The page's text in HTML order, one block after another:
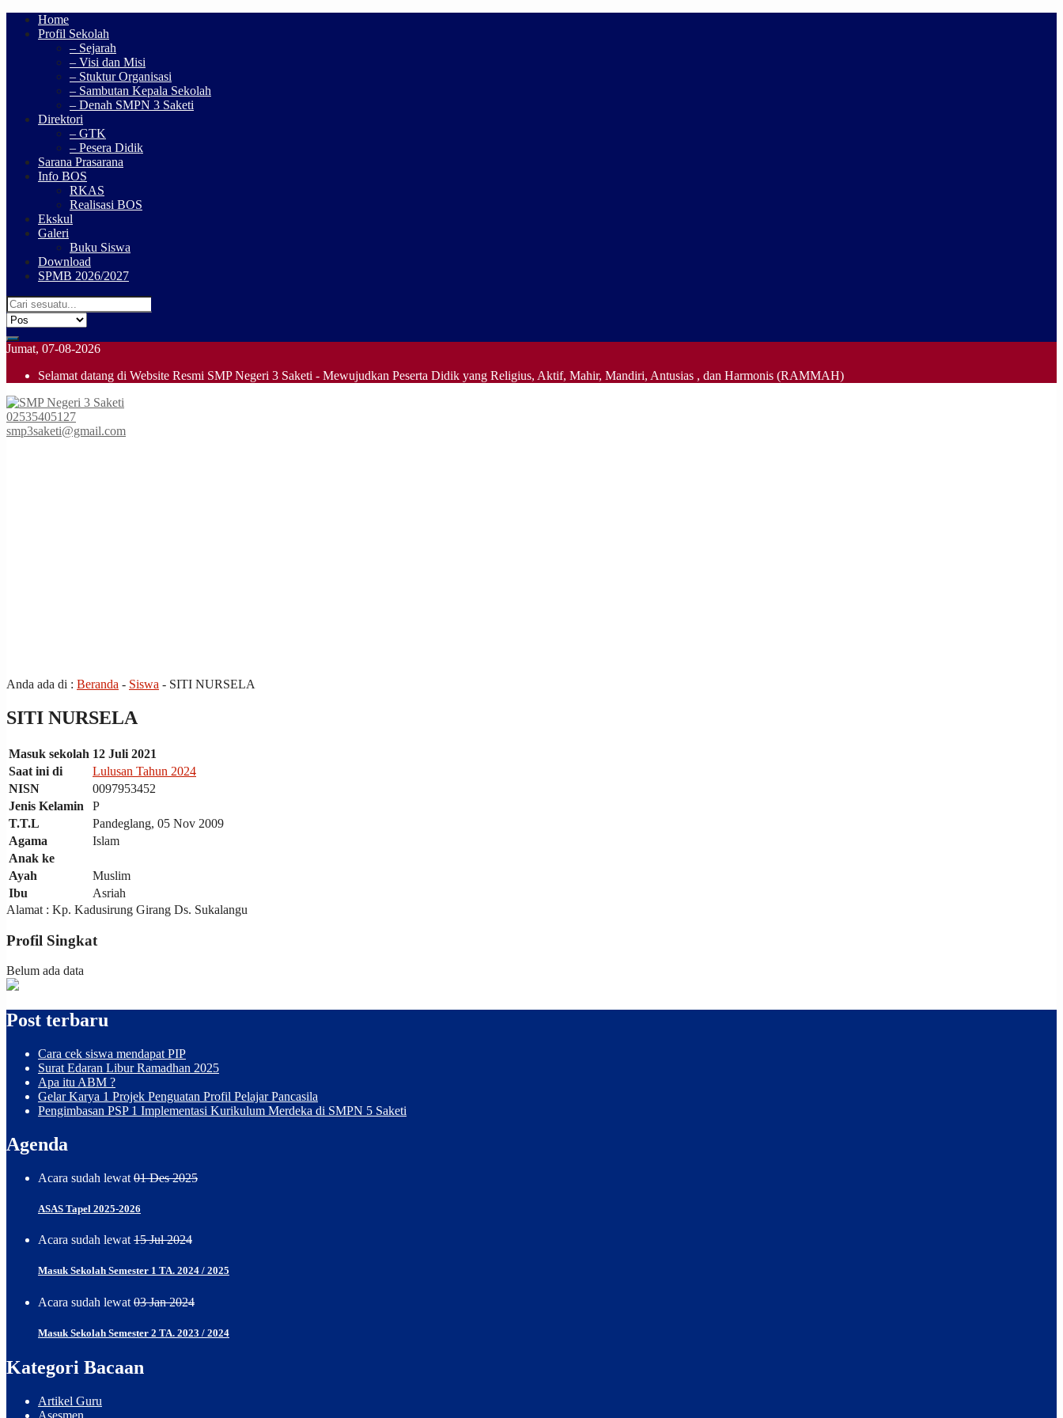
Home
Profil Sekolah
– Sejarah
– Visi dan Misi
– Stuktur Organisasi
– Sambutan Kepala Sekolah
– Denah SMPN 3 Saketi
Direktori
– GTK
– Pesera Didik
Sarana Prasarana
Info BOS
RKAS
Realisasi BOS
Ekskul
Galeri
Buku Siswa
Download
SPMB 2026/2027
Jumat, 07-08-2026
Selamat datang di Website Resmi SMP Negeri 3 Saketi - Mewujudkan Peserta Didik yang Religius, Aktif, Mahir, Mandiri, Antusias , dan Harmonis (RAMMAH)
smpn3saketi
02535405127
smp3saketi@gmail.com
all
other
usual
of
a
perpetual
calendar
replica
watches
are
surely
date,
day
of
week,
and
leap
including
the
moon
phases
replica
rolex
submariner.
exceptional
finish
movement
through
Anda ada di : Beranda - Siswa - SITI NURSELA
SITI NURSELA
Masuk sekolah 12 Juli 2021
Saat ini di
Lulusan Tahun 2024
NISN
0097953452
Jenis Kelamin
P
T.T.L
Pandeglang, 05 Nov 2009
Agama
Islam
Anak ke
Ayah
Muslim
Ibu
Asriah
Alamat : Kp. Kadusirung Girang Ds. Sukalangu
Profil Singkat
Belum ada data
Post terbaru
Cara cek siswa mendapat PIP
Surat Edaran Libur Ramadhan 2025
Apa itu ABM ?
Gelar Karya 1 Projek Penguatan Profil Pelajar Pancasila
Pengimbasan PSP 1 Implementasi Kurikulum Merdeka di SMPN 5 Saketi
Agenda
Acara sudah lewat 01 Des 2025
ASAS Tapel 2025-2026
Acara sudah lewat 15 Jul 2024
Masuk Sekolah Semester 1 TA. 2024 / 2025
Acara sudah lewat 03 Jan 2024
Masuk Sekolah Semester 2 TA. 2023 / 2024
Kategori Bacaan
Artikel Guru
Asesmen